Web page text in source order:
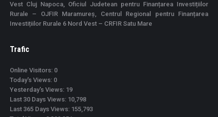
Vest Cluj Napoca, Oficiul Judetean pentru Finanțarea Investițiilor
Rurale – OJFIR Maramureș, Centrul Regional pentru Finanțarea
Investițiilor Rurale 6 Nord Vest – CRFIR Satu Mare
Trafic
Online Visitors: 0
Today's Views: 0
Yesterday's Views: 19
Last 30 Days Views: 10,798
Last 365 Days Views: 155,793